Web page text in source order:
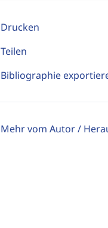
Drucken
Teilen
Bibliographie
Mehr vom Autor /